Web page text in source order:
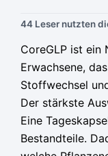
44 Leser nutzten
CoreGLP ist ein
Erwachsene,
Stoffwechsel
Der stärkste
Eine
Bestandteile.